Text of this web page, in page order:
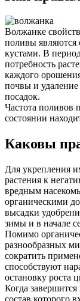
Волжанке
поливы являются
кустами. В
потребность
каждого
почвы и
посадок.
Частота поливов
состоянии
Каковы
Для укрепления
растения к
вредным
органическими
высадки
зимы и в начале
Помимо
разнообразных
сократить
способствуют
остановку роста
Когда завершится